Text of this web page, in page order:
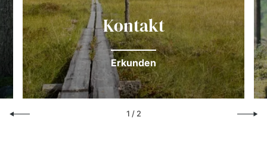
Kontakt
Erkunden
1 / 2